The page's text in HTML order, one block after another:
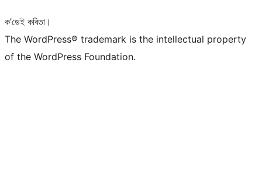
ক’ডেই কবিতা।
The WordPress® trademark is the intellectual property
of the WordPress Foundation.